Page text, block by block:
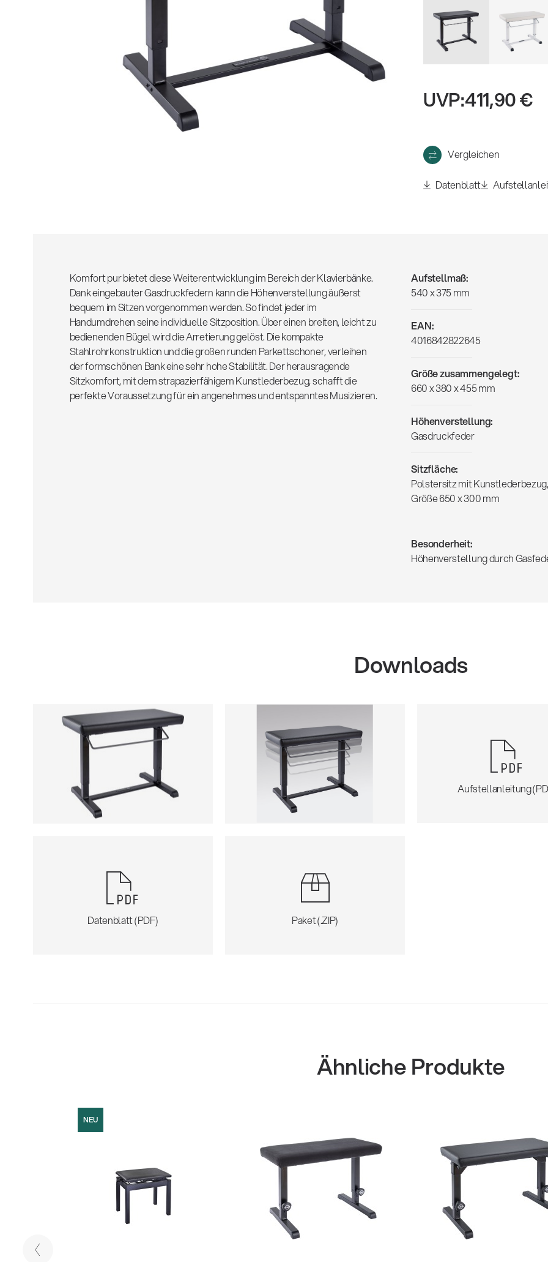
UVP:411,90 €
Vergleichen
Datenblatt
Komfort pur bietet diese Weiterentwicklung im Bereich der Klavierbänke.
Dank eingebauter Gasdruckfedern kann die Höhenverstellung äußerst
bequem im Sitzen vorgenommen werden. So findet jeder im
Handumdrehen seine individuelle Sitzposition. Über einen breiten, leicht zu
bedienenden Bügel wird die Arretierung gelöst. Die kompakte
Stahlrohrkonstruktion und die großen runden Parkettschoner, verleihen
der formschönen Bank eine sehr hohe Stabilität. Der herausragende
Sitzkomfort, mit dem strapazierfähigem Kunstlederbezug, schafft die
perfekte Voraussetzung für ein angenehmes und entspanntes Musizieren.
Aufstellmaß:
540 x 375 mm
EAN:
4016842822645
Größe zusammengelegt:
660 x 380 x 455 mm
Höhenverstellung:
Gasdruckfeder
Sitzfläche:
Polstersitz mit Kunstlederbezug,
Größe 650 x 300 mm
Besonderheit:
Höhenverstellung durch
Downloads
Aufstellanleitung
Datenblatt (PDF) Paket (.ZIP)
Ähnliche Produkte
NEU